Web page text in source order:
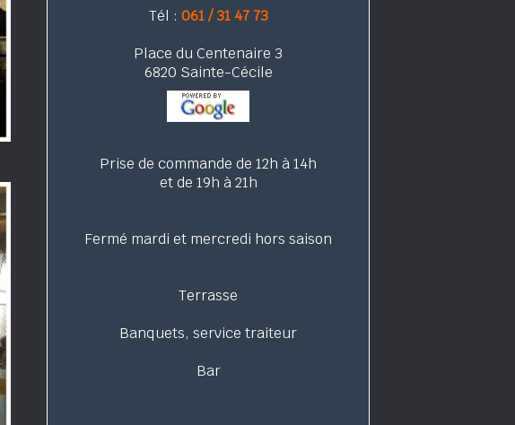
Tél : 061 / 31 47 73
Place du Centenaire 3
6820 Sainte-Cécile
Prise de commande de 12h à 14h
et de 19h à 21h
Fermé mardi et mercredi hors saison
Terrasse
Banquets, service traiteur
Bar